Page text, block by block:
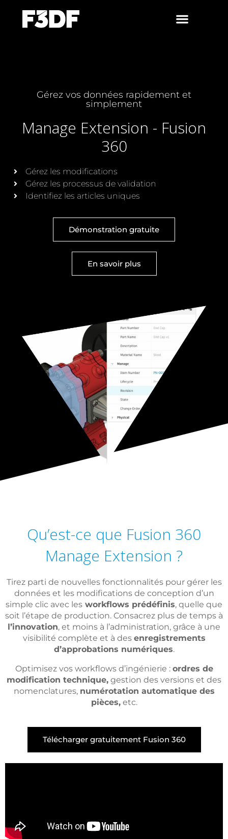
Gérez vos données rapidement et
simplement
Manage Extension - Fusion
360
Gérez les modifications
Gérez les processus de validation
Identifiez les articles uniques
Démonstration gratuite
En savoir plus
Qu’est-ce que Fusion 360
Manage Extension ?
Tirez parti de nouvelles fonctionnalités pour gérer les
données et les modifications de conception d’un
simple clic avec les workflows prédéfinis, quelle que
soit l’étape de production. Consacrez plus de temps à
l’innovation, et moins à l’administration, grâce à une
visibilité complète et à des enregistrements
d’approbations numériques.
Optimisez vos workflows d’ingénierie : ordres de
modification technique, gestion des versions et des
nomenclatures, numérotation automatique des
pièces,etc.
Télécharger gratuitement Fusion 360